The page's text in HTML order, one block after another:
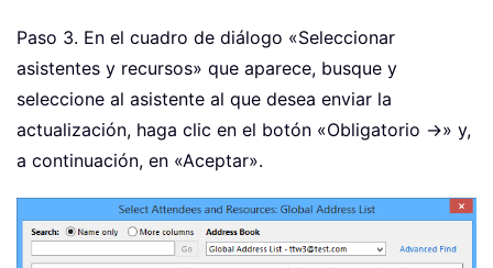
Paso 3. En el cuadro de diálogo «Seleccionar
asistentes y recursos» que aparece, busque y
seleccione al asistente al que desea enviar la
actualización, haga clic en el botón «Obligatorio ->» y,
a continuación, en «Aceptar».